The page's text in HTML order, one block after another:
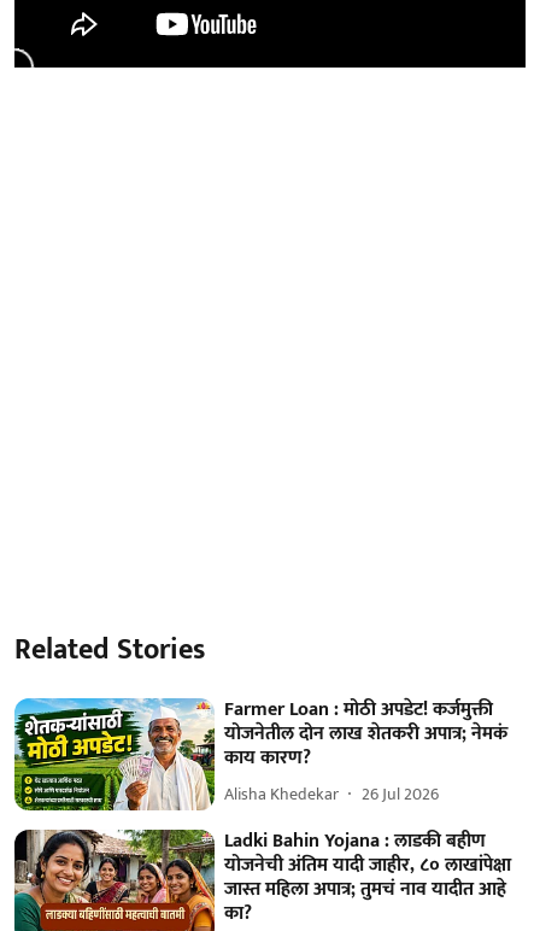
Related Stories
Farmer Loan : मोठी अपडेट! कर्जमुक्ती
योजनेतील दोन लाख शेतकरी अपात्र; नेमकं
काय कारण?
Alisha Khedekar 26 Jul 2026
Ladki Bahin Yojana : लाडकी बहीण
योजनेची अंतिम यादी जाहीर, ८० लाखांपेक्षा
जास्त महिला अपात्र; तुमचं नाव यादीत आहे
का?